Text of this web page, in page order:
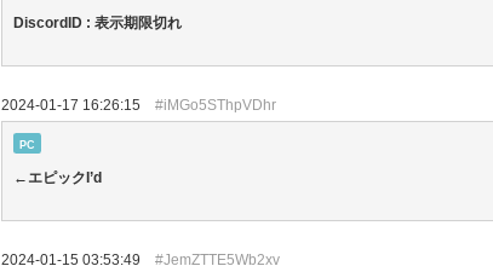
DiscordID : 表示期限切れ
2024-01-17 16:26:15 #iMGo5SThpVDhr
PC
←エピックI’d
2024-01-15 03:53:49 #JemZTTE5Wb2xv